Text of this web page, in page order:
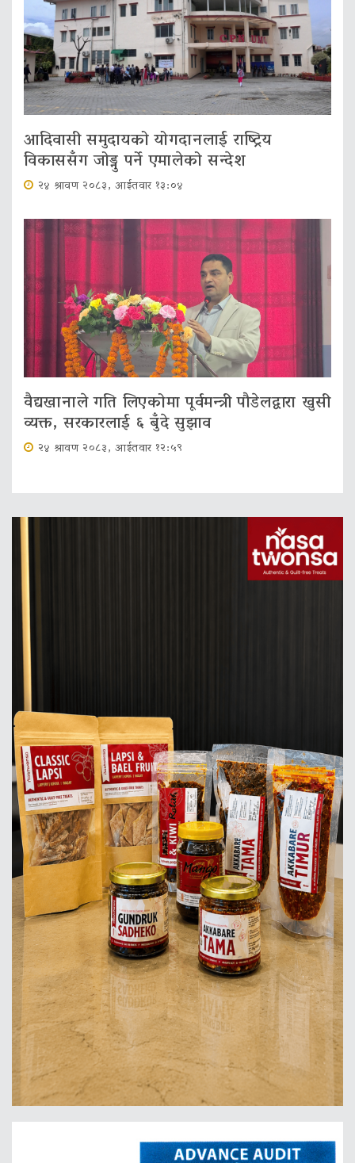
आदिवासी समुदायको योगदानलाई राष्ट्रिय
विकाससँग जोड्नु पर्ने एमालेको सन्देश
२४ श्रावण २०८३, आईतवार १३:०४
वैद्यखानाले गति लिएकोमा पूर्वमन्त्री पौडेलद्वारा खुसी
व्यक्त, सरकारलाई ६ बुँदे सुझाव
२४ श्रावण २०८३, आईतवार १२:५९